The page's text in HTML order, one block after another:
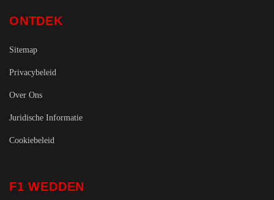
ONTDEK
Sitemap
Privacybeleid
Over Ons
Juridische Informatie
Cookiebeleid
F1 WEDDEN